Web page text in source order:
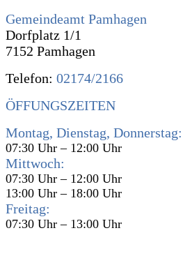
Gemeindeamt Pamhagen
Dorfplatz 1/1
7152 Pamhagen
Telefon: 02174/2166
ÖFFUNGSZEITEN
Montag, Dienstag, Donnerstag:
07:30 Uhr – 12:00 Uhr
Mittwoch:
07:30 Uhr – 12:00 Uhr
13:00 Uhr – 18:00 Uhr
Freitag:
07:30 Uhr – 13:00 Uhr